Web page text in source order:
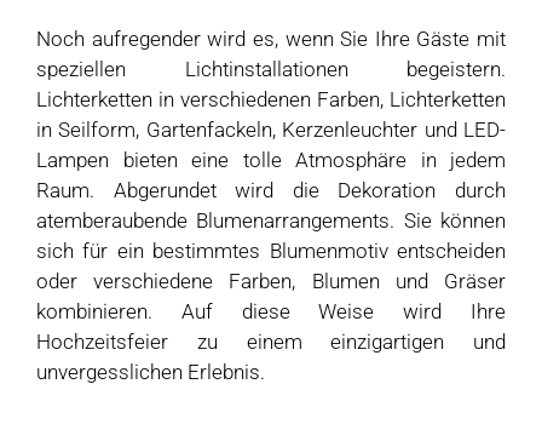
Noch aufregender wird es, wenn Sie Ihre Gäste mit
speziellen Lichtinstallationen begeistern.
Lichterketten in verschiedenen Farben, Lichterketten
in Seilform, Gartenfackeln, Kerzenleuchter und LED-
Lampen bieten eine tolle Atmosphäre in jedem
Raum. Abgerundet wird die Dekoration durch
atemberaubende Blumenarrangements. Sie können
sich für ein bestimmtes Blumenmotiv entscheiden
oder verschiedene Farben, Blumen und Gräser
kombinieren. Auf diese Weise wird Ihre
Hochzeitsfeier zu einem einzigartigen und
unvergesslichen Erlebnis.